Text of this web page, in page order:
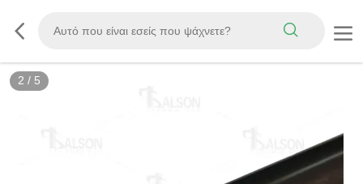
2 / 5